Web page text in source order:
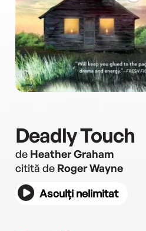
Deadly Touch
de Heather Graham
citită de Roger Wayne
Asculți nelimitat